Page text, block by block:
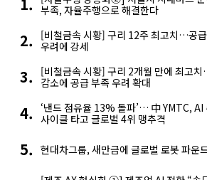
부족, 자율주행으로 해결한다
[비철금속 시황] 구리 12주 최고치…공
우려에 강세
[비철금속 시황] 구리 2개월 만에 최고
감소에 공급 부족 우려 확대
‘낸드 점유율 13% 돌파’… 中 YMTC, AI
사이클 타고 글로벌 4위 맹추격
현대차그룹, 새만금에 글로벌 로봇 파운